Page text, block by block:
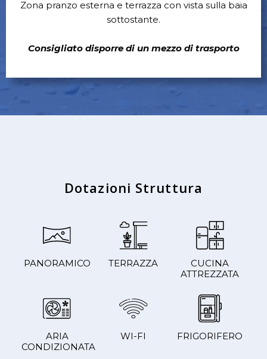
Zona pranzo esterna e terrazza con vista sulla baia
sottostante.
Consigliato disporre di un mezzo di trasporto
Dotazioni Struttura
PANORAMICO TERRAZZA
CUCINA
ATTREZZATA
ARIA
CONDIZIONATA
WI-FI FRIGORIFERO